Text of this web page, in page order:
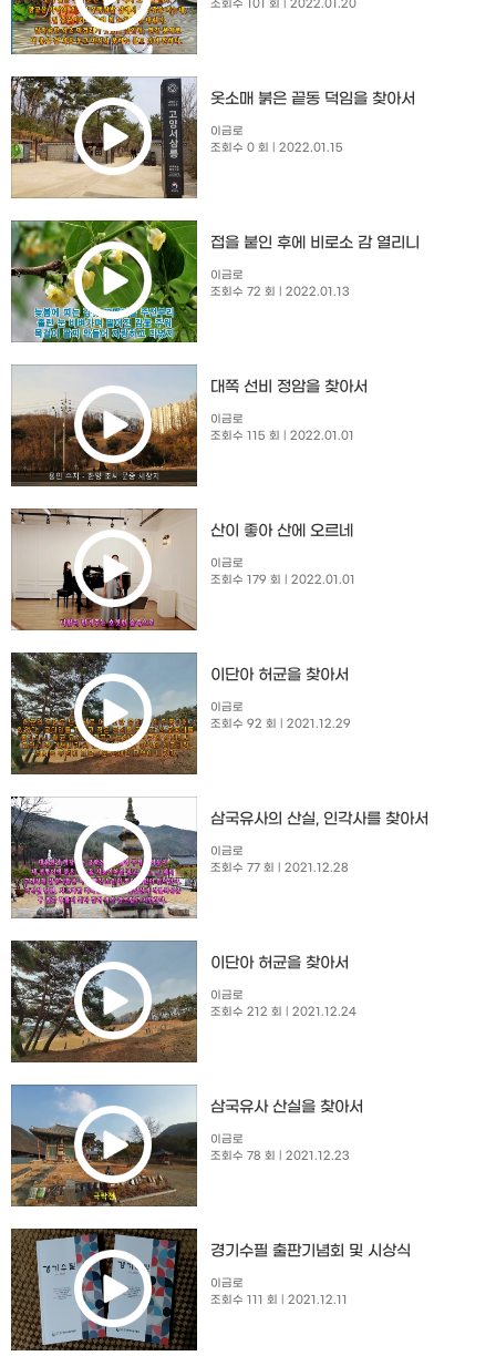
조회수 101 회
| 2022.01.20
옷소매 붉은 끝동 덕임을 찾아서
이금로
조회수 0 회
| 2022.01.15
접을 붙인 후에 비로소 감 열리니
이금로
조회수 72 회
| 2022.01.13
대쪽 선비 정암을 찾아서
이금로
조회수 115 회
| 2022.01.01
산이 좋아 산에 오르네
이금로
조회수 179 회
| 2022.01.01
이단아 허균을 찾아서
이금로
조회수 92 회
| 2021.12.29
삼국유사의 산실, 인각사를 찾아서
이금로
조회수 77 회
| 2021.12.28
이단아 허균을 찾아서
이금로
조회수 212 회
| 2021.12.24
삼국유사 산실을 찾아서
이금로
조회수 78 회
| 2021.12.23
경기수필 출판기념회 및 시상식
이금로
조회수 111 회
| 2021.12.11